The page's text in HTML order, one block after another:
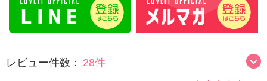
レビュー件数： 28件